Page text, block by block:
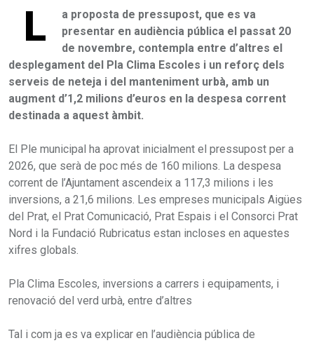
L
a proposta de pressupost, que es va
presentar en audiència pública el passat 20
de novembre, contempla entre d’altres el
desplegament del Pla Clima Escoles i un reforç dels
serveis de neteja i del manteniment urbà, amb un
augment d’1,2 milions d’euros en la despesa corrent
destinada a aquest àmbit.
El Ple municipal ha aprovat inicialment el pressupost per a
2026, que serà de poc més de 160 milions. La despesa
corrent de l’Ajuntament ascendeix a 117,3 milions i les
inversions, a 21,6 milions. Les empreses municipals Aigües
del Prat, el Prat Comunicació, Prat Espais i el Consorci Prat
Nord i la Fundació Rubricatus estan incloses en aquestes
xifres globals.
Pla Clima Escoles, inversions a carrers i equipaments, i
renovació del verd urbà, entre d’altres
Tal i com ja es va explicar en l’audiència pública de